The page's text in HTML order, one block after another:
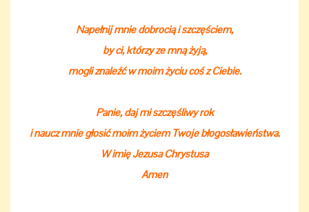
Napełnij mnie dobrocią i szczęściem,
by ci, którzy ze mną żyją,
mogli znaleźć w moim życiu coś z Ciebie.
Panie, daj mi szczęśliwy rok
i naucz mnie głosić moim życiem Twoje błogosławieństwa.
W imię Jezusa Chrystusa
Amen